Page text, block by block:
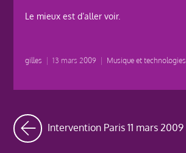
Le mieux est d’aller voir.
gilles | 13 mars 2009 | Musique et technologies
Intervention Paris 11 mars 2009